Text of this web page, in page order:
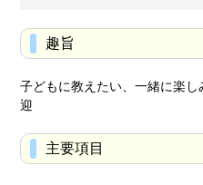
趣旨
子どもに教えたい、一緒に楽
迎
主要項目